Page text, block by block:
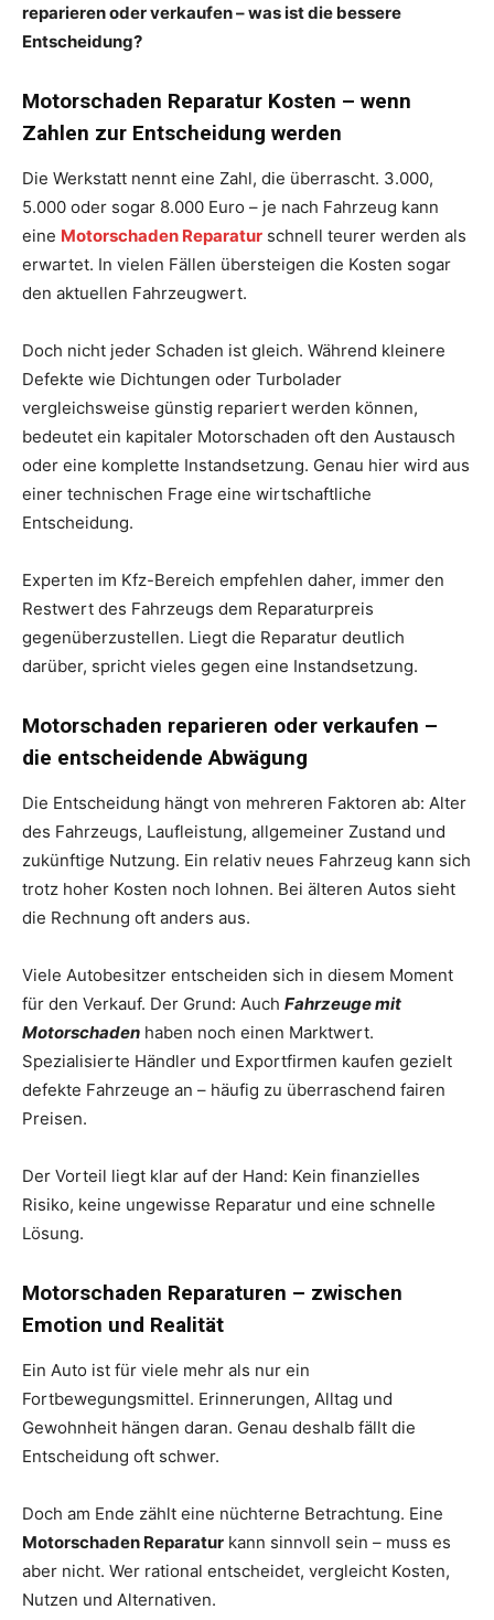
reparieren oder verkaufen – was ist die bessere
Entscheidung?
Motorschaden Reparatur Kosten – wenn
Zahlen zur Entscheidung werden
Die Werkstatt nennt eine Zahl, die überrascht. 3.000,
5.000 oder sogar 8.000 Euro – je nach Fahrzeug kann
eine Motorschaden Reparatur schnell teurer werden als
erwartet. In vielen Fällen übersteigen die Kosten sogar
den aktuellen Fahrzeugwert.
Doch nicht jeder Schaden ist gleich. Während kleinere
Defekte wie Dichtungen oder Turbolader
vergleichsweise günstig repariert werden können,
bedeutet ein kapitaler Motorschaden oft den Austausch
oder eine komplette Instandsetzung. Genau hier wird aus
einer technischen Frage eine wirtschaftliche
Entscheidung.
Experten im Kfz-Bereich empfehlen daher, immer den
Restwert des Fahrzeugs dem Reparaturpreis
gegenüberzustellen. Liegt die Reparatur deutlich
darüber, spricht vieles gegen eine Instandsetzung.
Motorschaden reparieren oder verkaufen –
die entscheidende Abwägung
Die Entscheidung hängt von mehreren Faktoren ab: Alter
des Fahrzeugs, Laufleistung, allgemeiner Zustand und
zukünftige Nutzung. Ein relativ neues Fahrzeug kann sich
trotz hoher Kosten noch lohnen. Bei älteren Autos sieht
die Rechnung oft anders aus.
Viele Autobesitzer entscheiden sich in diesem Moment
für den Verkauf. Der Grund: Auch Fahrzeuge mit
Motorschaden haben noch einen Marktwert.
Spezialisierte Händler und Exportfirmen kaufen gezielt
defekte Fahrzeuge an – häufig zu überraschend fairen
Preisen.
Der Vorteil liegt klar auf der Hand: Kein finanzielles
Risiko, keine ungewisse Reparatur und eine schnelle
Lösung.
Motorschaden Reparaturen – zwischen
Emotion und Realität
Ein Auto ist für viele mehr als nur ein
Fortbewegungsmittel. Erinnerungen, Alltag und
Gewohnheit hängen daran. Genau deshalb fällt die
Entscheidung oft schwer.
Doch am Ende zählt eine nüchterne Betrachtung. Eine
Motorschaden Reparatur kann sinnvoll sein – muss es
aber nicht. Wer rational entscheidet, vergleicht Kosten,
Nutzen und Alternativen.